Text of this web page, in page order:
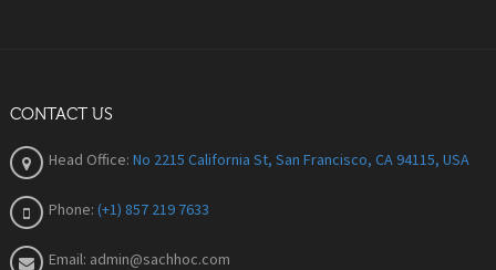
CONTACT US
Head Office: No 2215 California St, San Francisco, CA 94115, USA
Phone: (+1) 857 219 7633
Email: admin@sachhoc.com